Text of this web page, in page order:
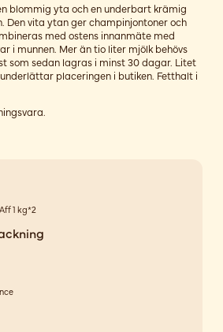
blommig yta och en underbart krämig
Den vita ytan ger champinjontoner och
med ostens innanmäte med
i munnen. Mer än tio liter mjölk behövs
som sedan lagras i minst 30 dagar. Litet
placeringen i butiken. Fetthalt i
1 kg*2